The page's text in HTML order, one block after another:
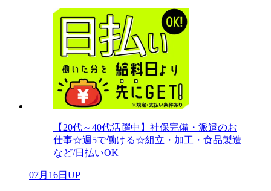
【20代～40代活躍中】社保完備・派遣のお
仕事☆週5で働ける☆組立・加工・食品製造
など/日払いOK
07月16日UP